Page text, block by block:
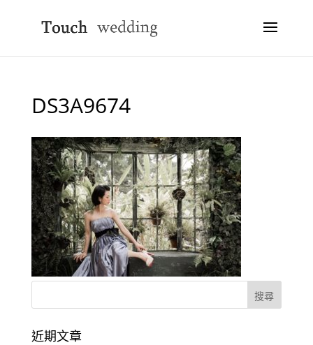
DS3A9674
近期文章